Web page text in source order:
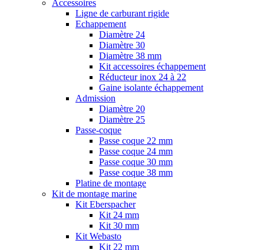
Accessoires
Ligne de carburant rigide
Echappement
Diamètre 24
Diamètre 30
Diamètre 38 mm
Kit accessoires échappement
Réducteur inox 24 à 22
Gaine isolante échappement
Admission
Diamètre 20
Diamètre 25
Passe-coque
Passe coque 22 mm
Passe coque 24 mm
Passe coque 30 mm
Passe coque 38 mm
Platine de montage
Kit de montage marine
Kit Eberspacher
Kit 24 mm
Kit 30 mm
Kit Webasto
Kit 22 mm